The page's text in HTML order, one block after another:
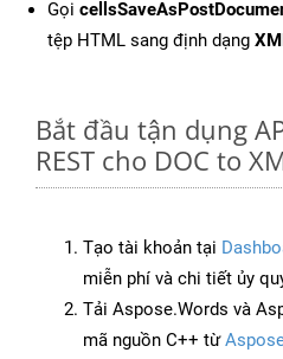
Gọi
tệp HTML sang định dạng
Bắt đầu tận dụng
REST cho DOC to
Tạo tài khoản tại
miễn phí và chi tiết ủy
Tải Aspose.Words và
mã nguồn C++ từ